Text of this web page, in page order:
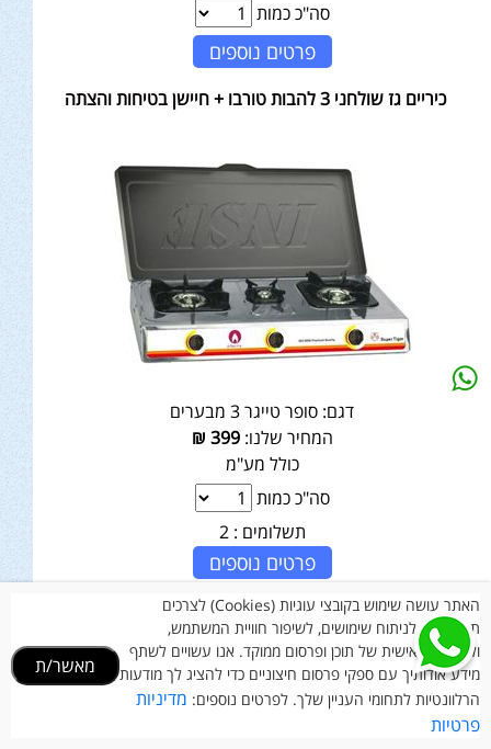
סה"כ כמות
פרטים נוספים
כיריים גז שולחני 3 להבות טורבו + חיישן בטיחות והצתה
דגם: סופר טייגר 3 מבערים
המחיר שלנו:399
₪
כולל מע"מ
סה"כ כמות
תשלומים : 2
פרטים נוספים
🔥 מבצעים חמים 🔥
האתר עושה שימוש בקובצי עוגיות (Cookies) לצרכים
תפעוליים, לניתוח שימושים, לשיפור חוויית המשתמש,
ולהתאמה אישית של תוכן ופרסום ממוקד. אנו עשויים לשתף
מידע אודותיך עם ספקי פרסום חיצוניים כדי להציג לך מודעות
הרלוונטיות לתחומי העניין שלך. לפרטים נוספים: מדיניות
פרטיות
מאשר/ת